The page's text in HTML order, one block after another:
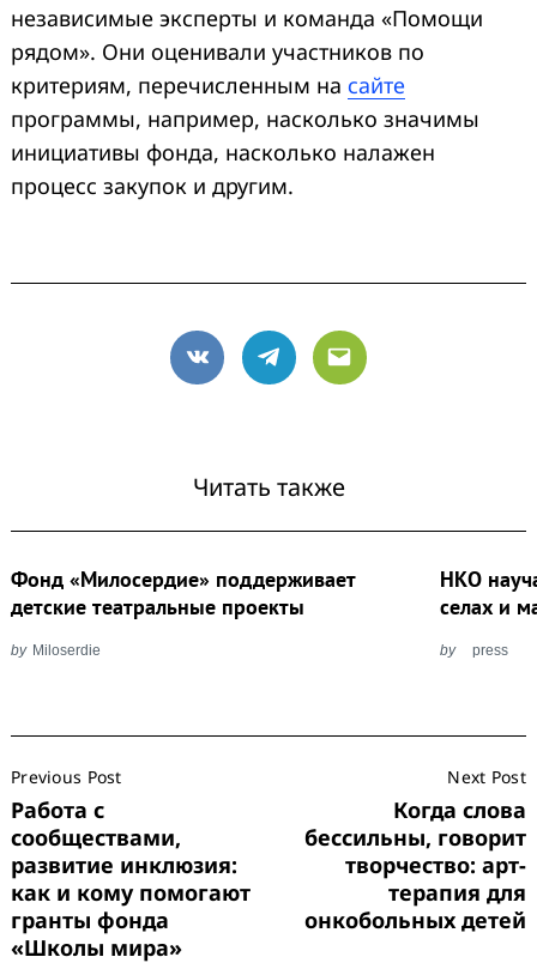
независимые эксперты и команда «Помощи
рядом». Они оценивали участников по
критериям, перечисленным на сайте
программы, например, насколько значимы
инициативы фонда, насколько налажен
процесс закупок и другим.
VK Telegram
Email
Читать также
Фонд «Милосердие» поддерживает
детские театральные проекты
by Miloserdie
НКО
селах и
by press
Navigation
Previous Post
Работа с
сообществами,
развитие инклюзия:
как и кому помогают
гранты фонда
«Школы мира»
Next Post
Когда слова
бессильны, говорит
творчество: арт-
терапия для
онкобольных детей